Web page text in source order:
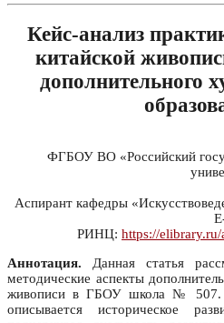
Кейс-анализ
китайской
дополнительного
ФГБОУ ВО «Российский
Аспирант кафедры
РИНЦ: https://
Аннотация. Данная статья
методические аспекты
живописи в ГБОУ школа № 507.
описывается историческое